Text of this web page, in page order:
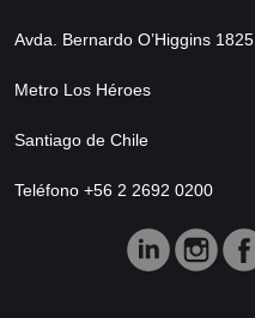
Avda. Bernardo O’Higgins 1825
Metro Los Héroes
Santiago de Chile
Teléfono +56 2 2692 0200